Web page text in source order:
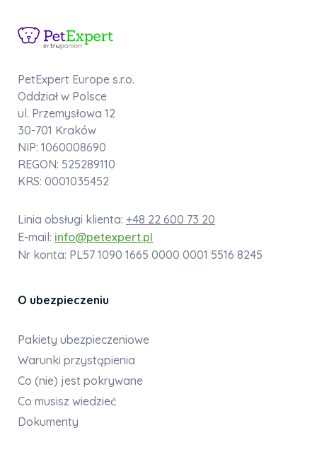
PetExpert Europe s.r.o.
Oddział w Polsce
ul. Przemysłowa 12
30-701 Kraków
NIP: 1060008690
REGON: 525289110
KRS: 0001035452
Linia obsługi klienta: +48 22 600 73 20
E-mail: info@petexpert.pl
Nr konta: PL57 1090 1665 0000 0001 5516 8245
O ubezpieczeniu
Pakiety ubezpieczeniowe
Warunki przystąpienia
Co (nie) jest pokrywane
Co musisz wiedzieć
Dokumenty